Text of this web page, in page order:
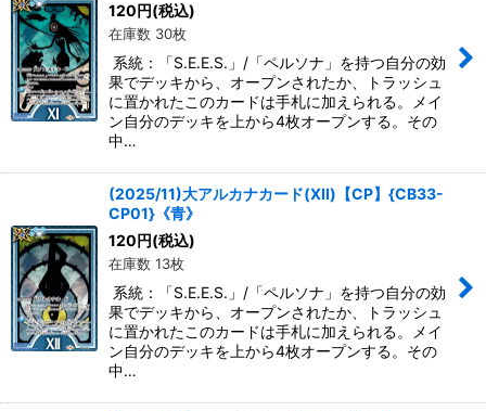
120 円(税込)
在庫数 30枚
系統：「S.E.E.S.」/「ペルソナ」を持つ自分の効
果でデッキから、オープンされたか、トラッシュ
に置かれたこのカードは手札に加えられる。メイ
ン自分のデッキを上から4枚オープンする。その
中…
(2025/11)大アルカナカード(XII)【CP】{CB33-
CP01}《青》
120 円(税込)
在庫数 13枚
系統：「S.E.E.S.」/「ペルソナ」を持つ自分の効
果でデッキから、オープンされたか、トラッシュ
に置かれたこのカードは手札に加えられる。メイ
ン自分のデッキを上から4枚オープンする。その
中…